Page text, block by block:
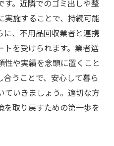
す。近隣でのゴミ出しや整
実施することで、持続可能
に、不用品回収業者と連携
トを受けられます。業者選
性や実績を念頭に置くこと
うことで、安心して暮ら
ていきましょう。適切な方
取り戻すための第一歩を